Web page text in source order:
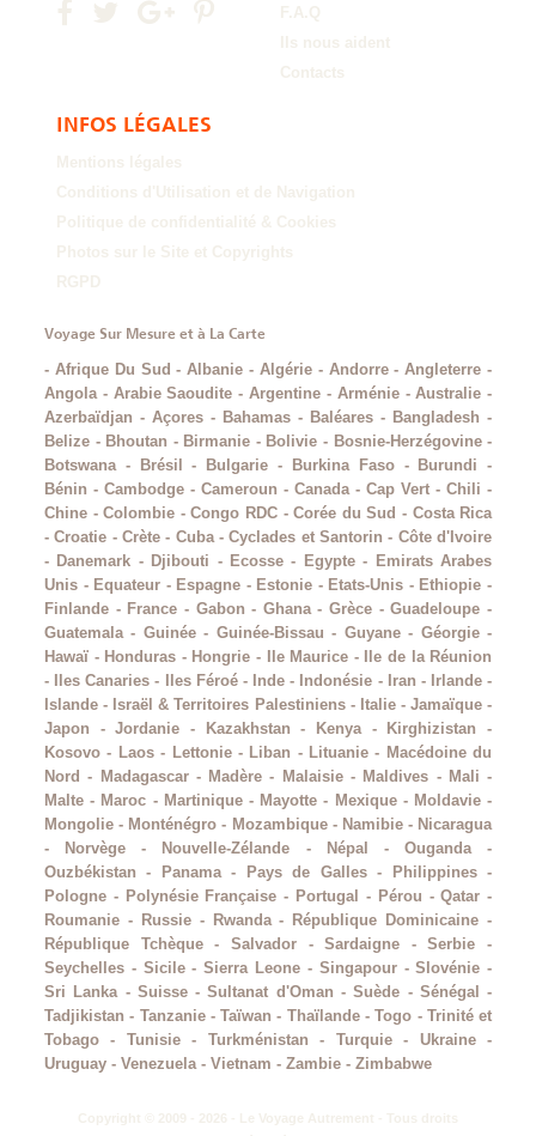
INFOS LÉGALES
Voyage Sur Mesure et à La Carte
- Afrique Du Sud -Albanie - Algérie - Andorre -Angleterre -
Angola - Arabie Saoudite -Argentine - Arménie -Australie -
Azerbaïdjan - Açores - Bahamas - Baléares - Bangladesh -
Belize - Bhoutan - Birmanie - Bolivie - Bosnie-Herzégovine -
Botswana - Brésil - Bulgarie - Burkina Faso - Burundi
-
Bénin - Cambodge - Cameroun - Canada - Cap Vert - Chili -
Chine -Colombie -Congo RDC -Corée du Sud - Costa Rica
-Croatie -Crète - Cuba -Cyclades et Santorin - Côte d'Ivoire
- Danemark - Djibouti - Ecosse - Egypte -
Emirats Arabes
Unis - Equateur - Espagne - Estonie - Etats-Unis - Ethiopie -
Finlande - France - Gabon - Ghana -Grèce -Guadeloupe -
Guatemala - Guinée - Guinée-Bissau - Guyane - Géorgie -
Hawaï - Honduras - Hongrie - Ile Maurice -
Ile de la Réunion
-
Iles Canaries - Iles Féroé - Inde - Indonésie - Iran - Irlande -
Islande - Israël & Territoires Palestiniens - Italie - Jamaïque -
Japon
-Jordanie - Kazakhstan - Kenya - Kirghizistan
-
Kosovo - Laos - Lettonie - Liban - Lituanie - Macédoine du
Nord - Madagascar - Madère - Malaisie - Maldives - Mali -
Malte - Maroc - Martinique - Mayotte - Mexique - Moldavie -
Mongolie - Monténégro - Mozambique - Namibie - Nicaragua
-
Norvège - Nouvelle-Zélande - Népal - Ouganda
-
Ouzbékistan
- Panama - Pays de Galles - Philippines
-
Pologne - Polynésie Française - Portugal - Pérou -Qatar -
Roumanie - Russie - Rwanda - République Dominicaine -
République Tchèque
- Salvador -Sardaigne -Serbie
-
Seychelles - Sicile -Sierra Leone - Singapour -Slovénie -
Sri Lanka - Suisse -Sultanat d'Oman -Suède - Sénégal
-
Tadjikistan - Tanzanie -Taïwan - Thaïlande -Togo - Trinité et
Tobago
- Tunisie - Turkménistan - Turquie - Ukraine
-
Uruguay - Venezuela - Vietnam - Zambie - Zimbabwe